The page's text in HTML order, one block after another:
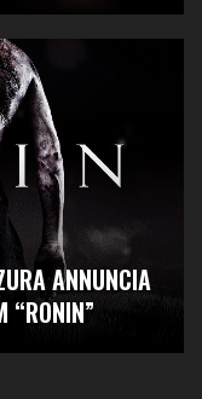
ANNUNCIA
“RONIN”